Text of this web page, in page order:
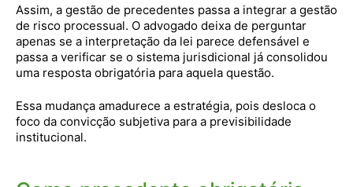
Assim, a gestão de precedentes passa a integrar a gestão
de risco processual. O advogado deixa de perguntar
apenas se a interpretação da lei parece defensável e
passa a verificar se o sistema jurisdicional já consolidou
uma resposta obrigatória para aquela questão.
Essa mudança amadurece a estratégia, pois desloca o
foco da convicção subjetiva para a previsibilidade
institucional.